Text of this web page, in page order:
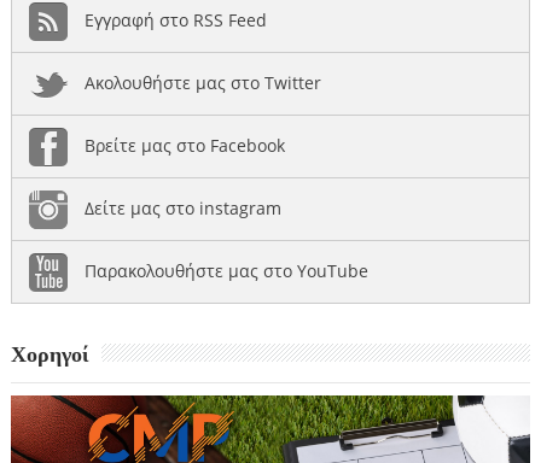
Εγγραφή στο RSS Feed
Ακολουθήστε μας στο Twitter
Βρείτε μας στο Facebook
Δείτε μας στο instagram
Παρακολουθήστε μας στο YouTube
Χορηγοί